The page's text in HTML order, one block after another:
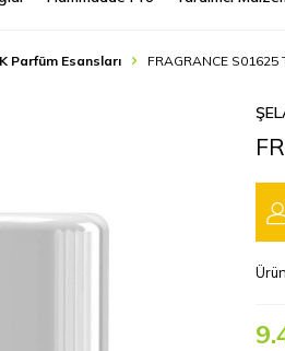
Parfüm Esansları FRAGRANCE S01625